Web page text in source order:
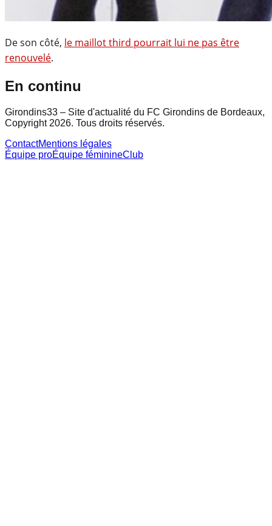
De son côté, le maillot third pourrait lui ne pas être
renouvelé.
En continu
Girondins33 – Site d'actualité du FC Girondins de Bordeaux,
Copyright 2026. Tous droits réservés.
ContactMentions légales
Équipe proÉquipe féminineClub